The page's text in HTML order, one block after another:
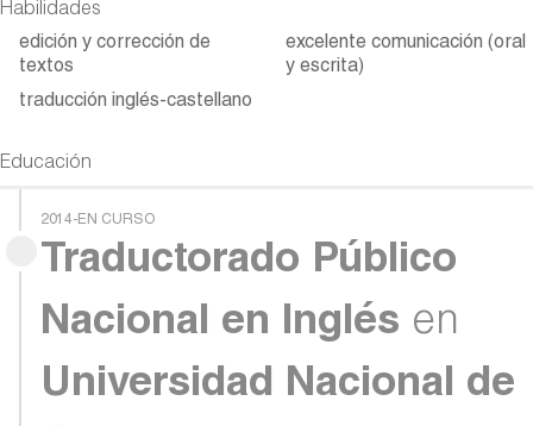
Habilidades
edición y corrección de
textos
excelente comunicación (oral
y escrita)
traducción inglés-castellano
Educación
2014-EN CURSO
Traductorado Público
Nacional en Inglés en
Universidad Nacional de